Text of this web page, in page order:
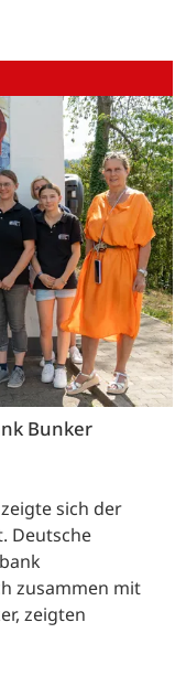
Bunker
sich der
Deutsche
zusammen mit
zeigten